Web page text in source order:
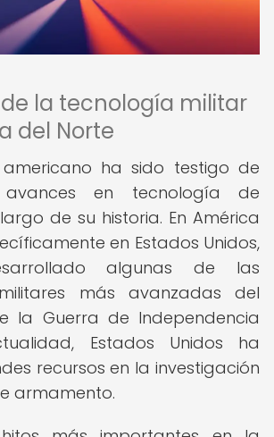
la tecnología militar
del Norte
americano ha sido testigo de
avances en tecnología de
de su historia. En América
en Estados Unidos,
algunas de las
más avanzadas del
la Guerra de Independencia
Estados Unidos ha
recursos en la investigación
armamento.